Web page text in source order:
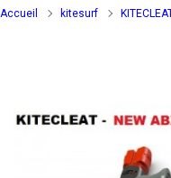
Accueil kitesurf